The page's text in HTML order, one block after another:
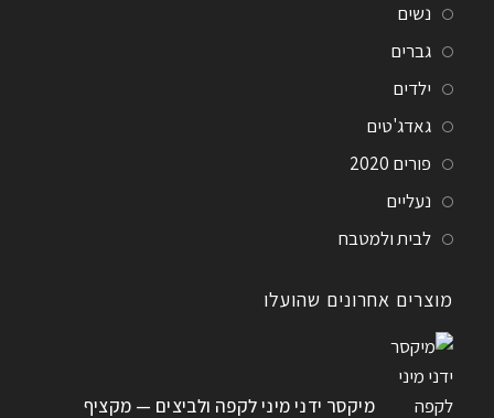
נשים
גברים
ילדים
גאדג'טים
פורים 2020
נעליים
לבית ולמטבח
מוצרים אחרונים שהועלו
מיקסר ידני מיני לקפה ולביצים — מקציף